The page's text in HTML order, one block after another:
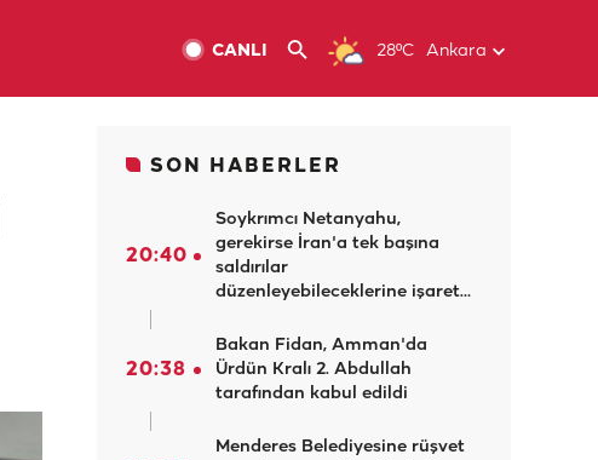
28ºC Ankara
CANLI
SON HABERLER
20:40
Soykrımcı Netanyahu,
gerekirse İran'a tek başına
saldırılar
düzenleyebileceklerine işaret
20:38
Bakan Fidan, Amman'da
Ürdün Kralı 2. Abdullah
tarafından kabul edildi
Menderes Belediyesine rüşvet